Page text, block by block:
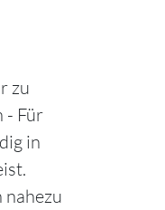
zu
- Für
in
nahezu